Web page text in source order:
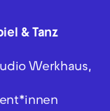
& Tanz
Werkhaus,